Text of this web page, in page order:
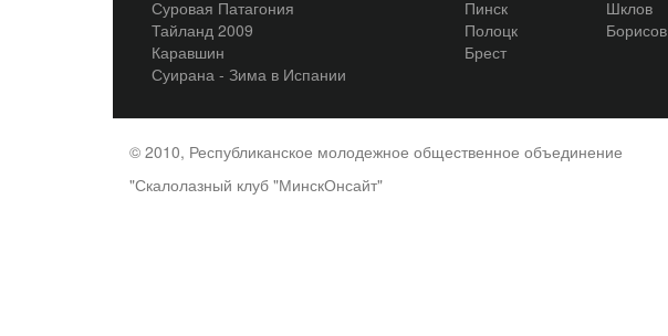
Суровая Патагония
Тайланд 2009
Каравшин
Суирана - Зима в Испании
Пинск
Шклов
Полоцк
Борисов
Брест
© 2010, Республиканское молодежное общественное объединение
"Скалолазный клуб "МинскОнсайт"